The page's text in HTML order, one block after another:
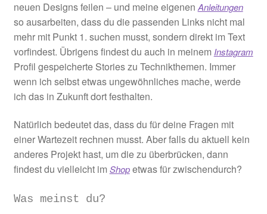
neuen Designs feilen – und meine eigenen Anleitungen
so ausarbeiten, dass du die passenden Links nicht mal
mehr mit Punkt 1. suchen musst, sondern direkt im Text
vorfindest. Übrigens findest du auch in meinem Instagram
Profil gespeicherte Stories zu Technikthemen. Immer
wenn ich selbst etwas ungewöhnliches mache, werde
ich das in Zukunft dort festhalten.
Natürlich bedeutet das, dass du für deine Fragen mit
einer Wartezeit rechnen musst. Aber falls du aktuell kein
anderes Projekt hast, um die zu überbrücken, dann
findest du vielleicht im Shopetwas für zwischendurch?
Was meinst du?